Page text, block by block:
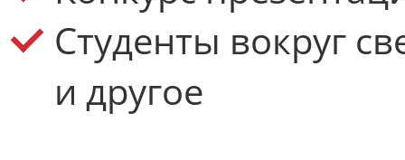
Студенты вокруг
и другое